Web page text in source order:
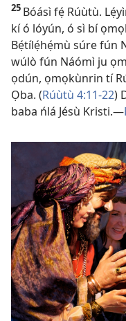
25 Bóásì fẹ́ Rúùtù.
kí ó lóyún, ó sì bí
Bẹ́tílẹ́hẹ́mù súre fún
wúlò fún Náómì ju
ọdún, ọmọkùnrin tí
Ọba. (Rúùtù 4:11-22)
baba ńlá Jésù Kristi.—